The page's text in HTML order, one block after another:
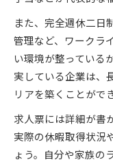
また、完全週休二日
管理など、ワークラ
い環境が整っている
実している企業は、
リアを築くことがで
求人票には詳細が書
実際の休暇取得状況
ょう。自分や家族の